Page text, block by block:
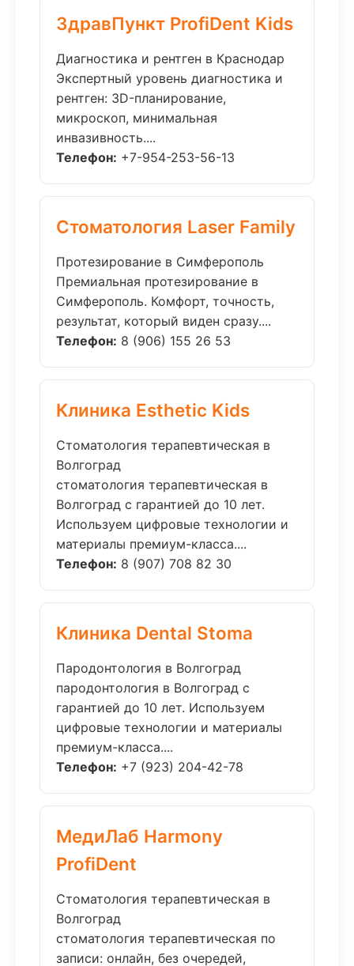
ЗдравПункт ProfiDent Kids
Диагностика и рентген в Краснодар
Экспертный уровень диагностика и
рентген: 3D-планирование,
микроскоп, минимальная
инвазивность....
Телефон: +7-954-253-56-13
Стоматология Laser Family
Протезирование в Симферополь
Премиальная протезирование в
Симферополь. Комфорт, точность,
результат, который виден сразу....
Телефон: 8 (906) 155 26 53
Клиника Esthetic Kids
Стоматология терапевтическая в
Волгоград
стоматология терапевтическая в
Волгоград с гарантией до 10 лет.
Используем цифровые технологии и
материалы премиум-класса....
Телефон: 8 (907) 708 82 30
Клиника Dental Stoma
Пародонтология в Волгоград
пародонтология в Волгоград с
гарантией до 10 лет. Используем
цифровые технологии и материалы
премиум-класса....
Телефон: +7 (923) 204-42-78
МедиЛаб Harmony
ProfiDent
Стоматология терапевтическая в
Волгоград
стоматология терапевтическая по
записи: онлайн, без очередей,